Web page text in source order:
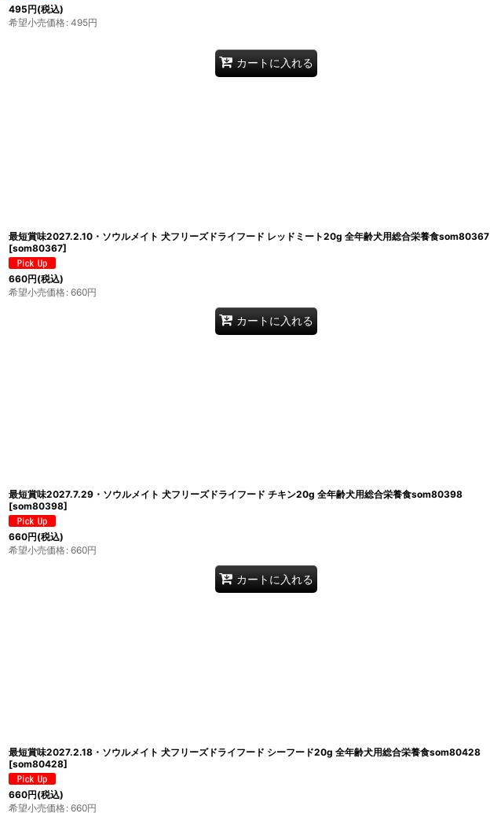
495円(税込)
希望小売価格: 495円
カートに入れる
最短賞味2027.2.10・ソウルメイト 犬フリーズドライフード レッドミート20g 全年齢犬用総合栄養食som80367
[som80367]
660円(税込)
希望小売価格: 660円
カートに入れる
最短賞味2027.7.29・ソウルメイト 犬フリーズドライフード チキン20g 全年齢犬用総合栄養食som80398
[som80398]
660円(税込)
希望小売価格: 660円
カートに入れる
最短賞味2027.2.18・ソウルメイト 犬フリーズドライフード シーフード20g 全年齢犬用総合栄養食som80428
[som80428]
660円(税込)
希望小売価格: 660円